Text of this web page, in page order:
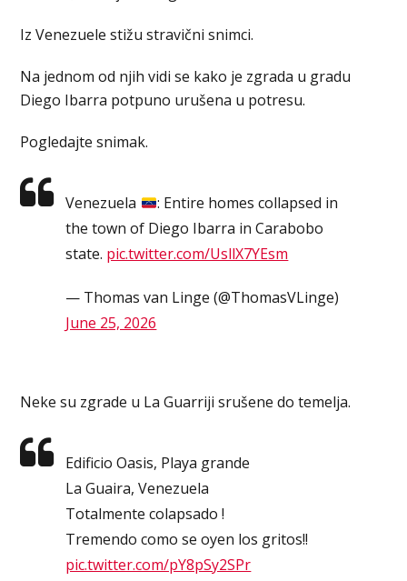
Iz Venezuele stižu stravični snimci.
Na jednom od njih vidi se kako je zgrada u gradu
Diego Ibarra potpuno urušena u potresu.
Pogledajte snimak.
Venezuela
: Entire homes collapsed in
the town of Diego Ibarra in Carabobo
state. pic.twitter.com/UsllX7YEsm
— Thomas van Linge (@ThomasVLinge)
June 25, 2026
Neke su zgrade u La Guarriji srušene do temelja.
Edificio Oasis, Playa grande
La Guaira, Venezuela
Totalmente colapsado !
Tremendo como se oyen los gritos!!
pic.twitter.com/pY8pSy2SPr